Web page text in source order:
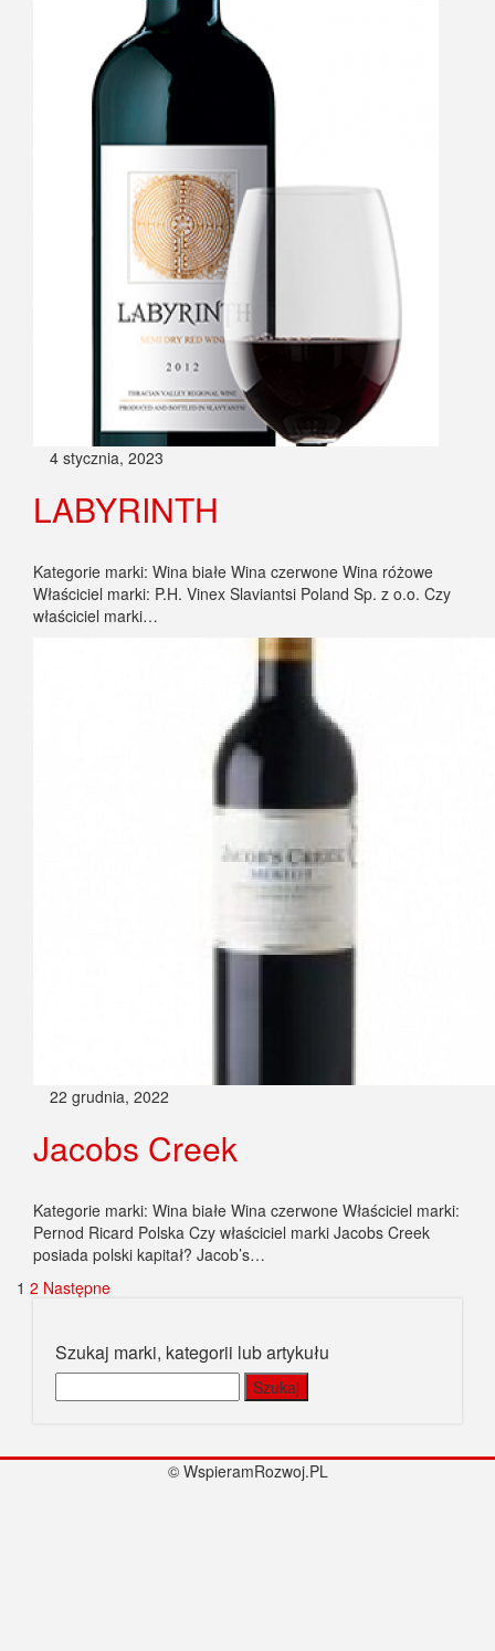
4 stycznia, 2023
LABYRINTH
Kategorie marki: Wina białe Wina czerwone Wina różowe
Właściciel marki: P.H. Vinex Slaviantsi Poland Sp. z o.o. Czy
właściciel marki…
22 grudnia, 2022
Jacobs Creek
Kategorie marki: Wina białe Wina czerwone Właściciel marki:
Pernod Ricard Polska Czy właściciel marki Jacobs Creek
posiada polski kapitał? Jacob’s…
Stronicowanie
1 2 Następne
Szukaj marki, kategorii lub artykułu
© WspieramRozwoj.PL